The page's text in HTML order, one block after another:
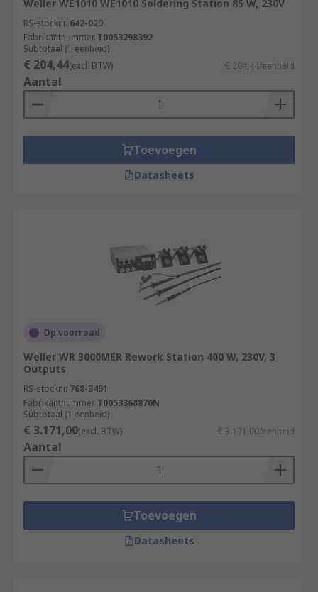
Weller WE1010 WE1010 Soldering Station 85 W, 230V
RS-stocknr. 642-029
Fabrikantnummer T0053298392
Subtotaal (1 eenheid)
€ 204,44(excl. BTW) € 204,44/eenheid
Aantal
Toevoegen
Datasheets
Op voorraad
Weller WR 3000MER Rework Station 400 W, 230V, 3
Outputs
RS-stocknr. 768-3491
Fabrikantnummer T0053368870N
Subtotaal (1 eenheid)
€ 3.171,00(excl. BTW) € 3.171,00/eenheid
Aantal
Toevoegen
Datasheets